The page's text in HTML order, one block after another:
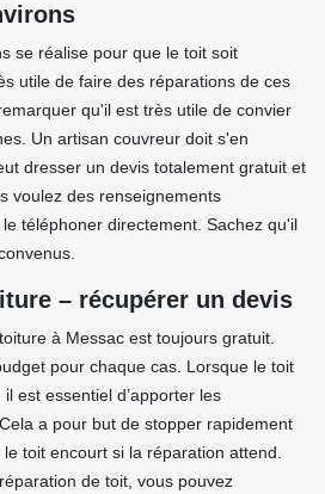
se réalise pour que le toit soit
utile de faire des réparations de ces
qu'il est très utile de convier
Un artisan couvreur doit s'en
dresser un devis totalement gratuit et
voulez des renseignements
téléphoner directement. Sachez qu'il
– récupérer un devis
à Messac est toujours gratuit.
pour chaque cas. Lorsque le toit
est essentiel d’apporter les
a pour but de stopper rapidement
toit encourt si la réparation attend.
de toit, vous pouvez